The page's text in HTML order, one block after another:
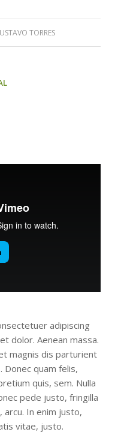
TORRES
adipiscing
dolor. Aenean massa.
magnis dis parturient
Donec quam felis,
quis, sem. Nulla
pede justo, fringilla
In enim justo,
vitae, justo.